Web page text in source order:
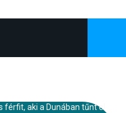
férfit, aki a Dunában tűnt el